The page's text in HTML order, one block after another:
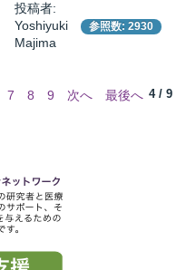
投稿者:
Yoshiyuki
Majima
参照数: 2930
4 / 9
7 8 9 次へ 最後へ